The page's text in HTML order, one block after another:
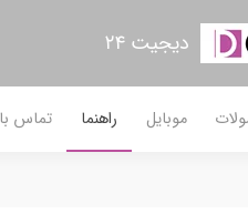
دیجیت ۲۴
موبایل راهنما تماس